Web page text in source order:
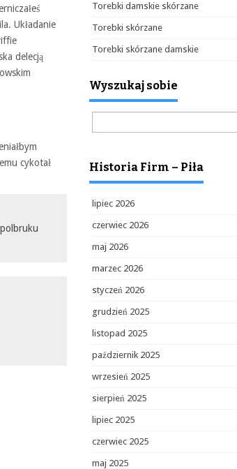
Układanie
delecją
cykotał
Torebki damskie skórzane
Torebki skórzane
Torebki skórzane damskie
Wyszukaj sobie
Historia Firm – Piła
lipiec 2026
czerwiec 2026
maj 2026
marzec 2026
styczeń 2026
grudzień 2025
listopad 2025
październik 2025
wrzesień 2025
sierpień 2025
lipiec 2025
czerwiec 2025
maj 2025